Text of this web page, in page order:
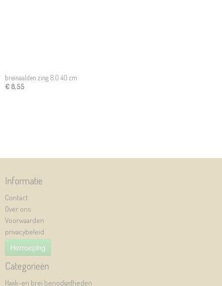
breinaalden zing 8.0 40 cm
€ 8,55
Informatie
Contact
Over ons
Voorwaarden
privacybeleid
Herroeping
Categorieën
Haak-en brei benodigdheden